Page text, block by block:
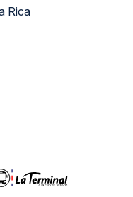
La terminal Costa Rica